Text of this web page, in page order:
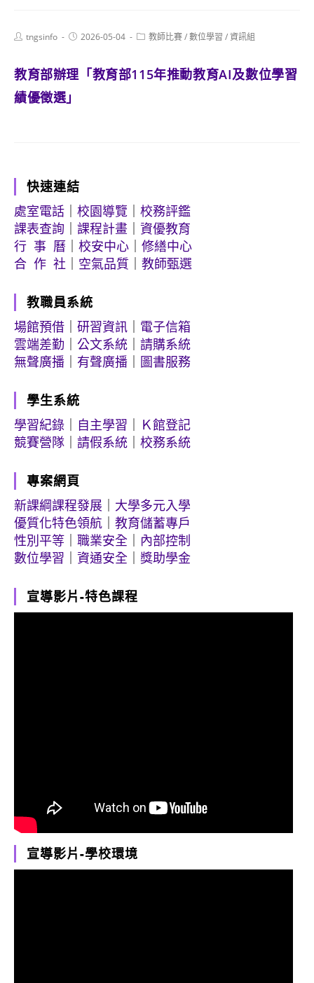
Posttngsinfo
Post2026-05-04
Post教師比賽/數位學習 /資訊組
教育部辦理「教育部115年推動教育AI及數位學習
績優徵選」
快速連結
處室電話
校園導覽
校務評鑑
課表查詢
課程計畫
資優教育
行 事 曆
校安中心
修繕中心
合 作 社
空氣品質 教師甄選
教職員系統
場館預借
研習資訊
電子信箱
雲端差勤
公文系統
請購系統
無聲廣播
有聲廣播 圖書服務
學生系統
學習紀錄
自主學習
Ｋ館登記
競賽營隊
請假系統 校務系統
專案網頁
新課綱課程發展
大學多元入學
優質化特色領航
教育儲蓄專戶
性別平等
職業安全
內部控制
數位學習
資通安全 獎助學金
宣導影片-特色課程
宣導影片-學校環境